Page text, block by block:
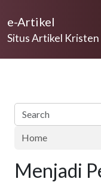
e-Artikel
Situs Artikel Kristen
Home
Menjadi